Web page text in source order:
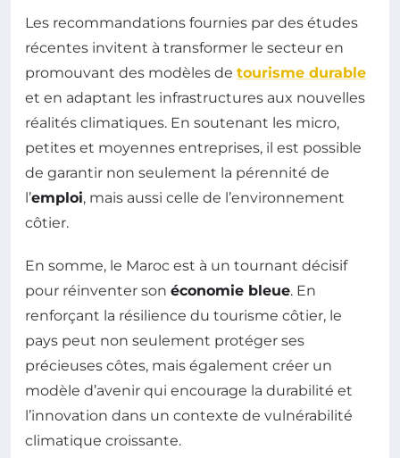
Les recommandations fournies par des études
récentes invitent à transformer le secteur en
promouvant des modèles de tourisme durable
et en adaptant les infrastructures aux nouvelles
réalités climatiques. En soutenant les micro,
petites et moyennes entreprises, il est possible
de garantir non seulement la pérennité de
l’emploi, mais aussi celle de l’environnement
côtier.
En somme, le Maroc est à un tournant décisif
pour réinventer son économie bleue. En
renforçant la résilience du tourisme côtier, le
pays peut non seulement protéger ses
précieuses côtes, mais également créer un
modèle d’avenir qui encourage la durabilité et
l’innovation dans un contexte de vulnérabilité
climatique croissante.